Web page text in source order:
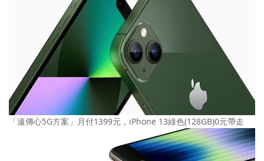
「遠傳心5G方案」月付1399元，iPhone 13綠色(128GB)0元帶走